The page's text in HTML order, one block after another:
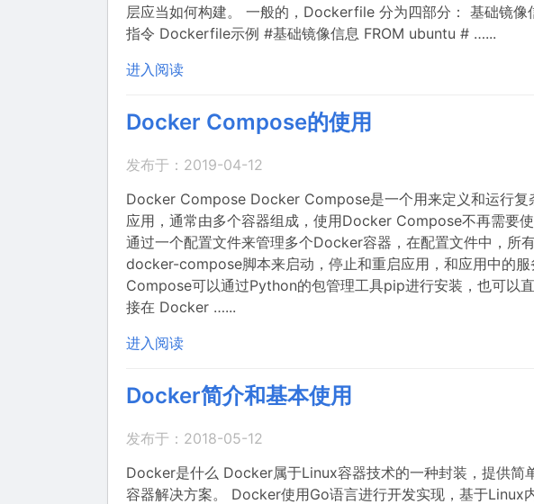
层应当如何构建。 一般的，Dockerfile 分为四部分： 基础镜
指令 Dockerfile示例 #基础镜像信息 FROM ubuntu # …...
进入阅读
Docker Compose的使用
发布于：2019-04-12
Docker Compose Docker Compose是一个用来定义和运行
应用，通常由多个容器组成，使用Docker Compose不再需要
通过一个配置文件来管理多个Docker容器，在配置文件中，所
docker-compose脚本来启动，停止和重启应用，和应用中的
Compose可以通过Python的包管理工具pip进行安装，也可以
接在 Docker …...
进入阅读
Docker简介和基本使用
发布于：2018-05-12
Docker是什么 Docker属于Linux容器技术的一种封装，提供简
容器解决方案。 Docker使用Go语言进行开发实现，基于